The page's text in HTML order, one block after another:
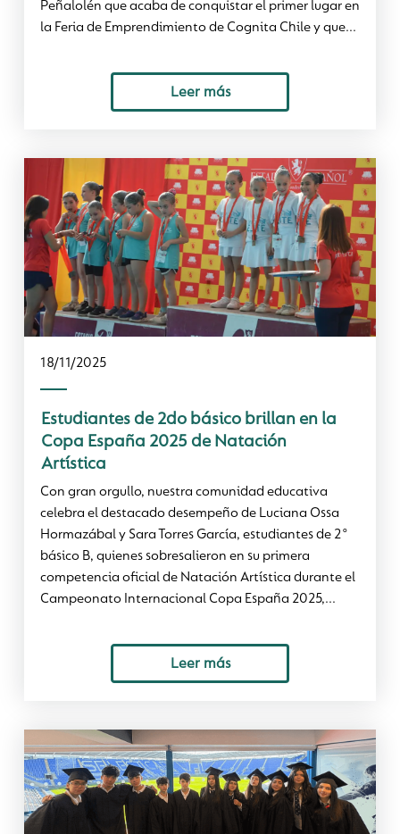
Peñalolén que acaba de conquistar el primer lugar en
la Feria de Emprendimiento de Cognita Chile y que...
Leer más
18/11/2025
Estudiantes de 2do básico brillan en la
Copa España 2025 de Natación
Artística
Con gran orgullo, nuestra comunidad educativa
celebra el destacado desempeño de Luciana Ossa
Hormazábal y Sara Torres García, estudiantes de 2°
básico B, quienes sobresalieron en su primera
competencia oficial de Natación Artística durante el
Campeonato Internacional Copa España 2025,...
Leer más